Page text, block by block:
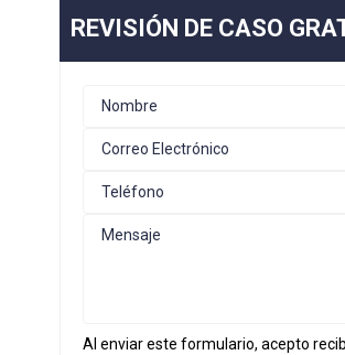
REVISIÓN DE CASO
Al enviar este formulario, acepto